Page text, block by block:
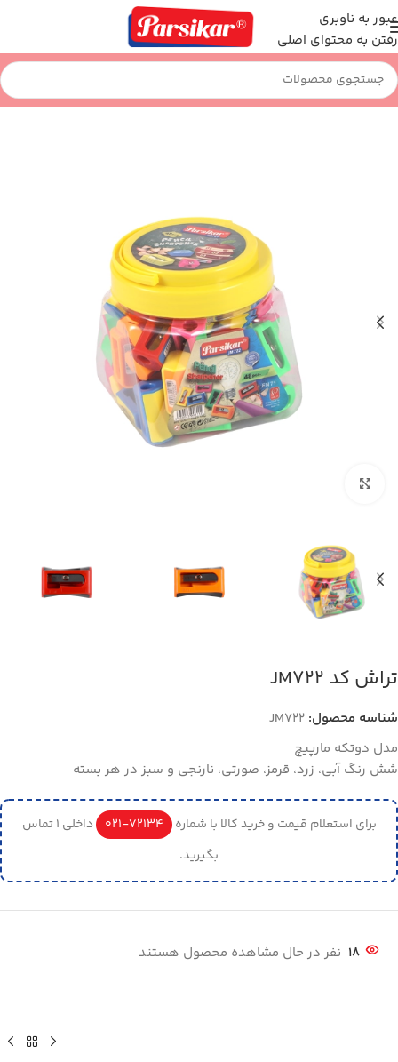
عبور به ناوبری
رفتن به محتوای اصلی
خانه نوشت افزار تراش
تراش کد JM722
شناسه محصول: JM722
مدل دوتکه مارپیچ
شش رنگ آبی، زرد، قرمز، صورتی، نارنجی و سبز در هر بسته
برای استعلام قیمت و خرید کالا با شماره 72134-021
داخلی 1 تماس
بگیرید.
18 نفر در حال مشاهده محصول هستند